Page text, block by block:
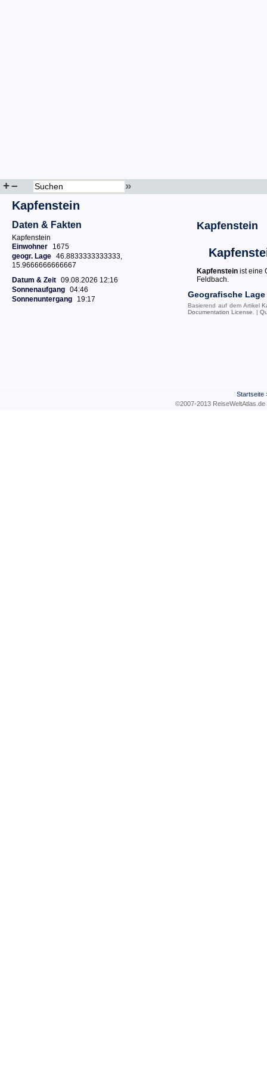
+– »
Kapfenstein
Daten & Fakten
Kapfenstein
Einwohner
1675
geogr. Lage 46.8833333333333,
15.9666666666667
Datum & Zeit 09.08.2026 12:16
Sonnenaufgang 04:46
Sonnenuntergang
19:17
Kapfenstein
Kapfenstein ist eine
Feldbach.
Geografische Lage
Basierend auf dem Artikel
Documentation License . |
Startseite
©2007-2013